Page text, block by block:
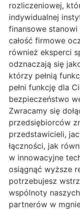
rozliczeniowej,
indywidualnej
finansowe
całość firmowe
również eksperci
odznaczają się
którzy pełnią
pełni funkcję dla
bezpieczeństwo
Zwracamy się
przedsiębiorców
przedstawicieli,
łączności, jak
w innowacyjne
osiągnąć wyższe
potrzebujesz
wspólnoty
partnerów w